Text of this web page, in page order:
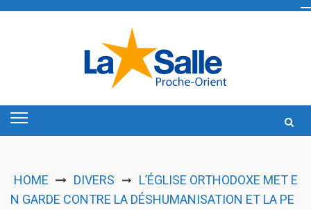
HOME DIVERS ➞ L’ÉGLISE ORTHODOXE MET E
N GARDE CONTRE LA DÉSHUMANISATION ET LA PE